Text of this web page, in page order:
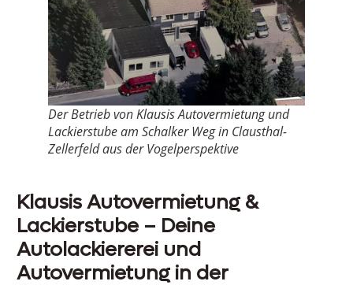
Der Betrieb von Klausis Autovermietung und
Lackierstube am Schalker Weg in Clausthal-
Zellerfeld aus der Vogelperspektive
Klausis Autovermietung &
Lackierstube – Deine
Autolackiererei und
Autovermietung in der